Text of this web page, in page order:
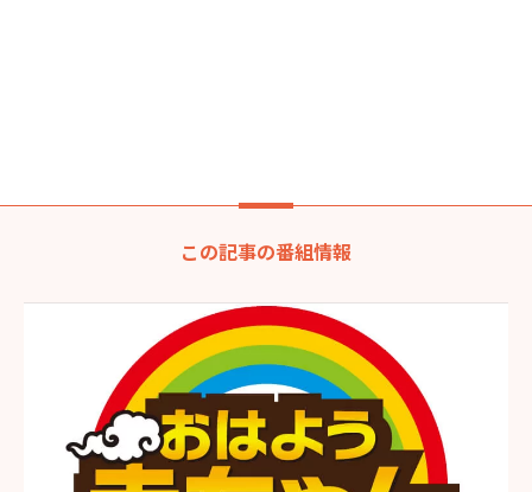
この記事の番組情報